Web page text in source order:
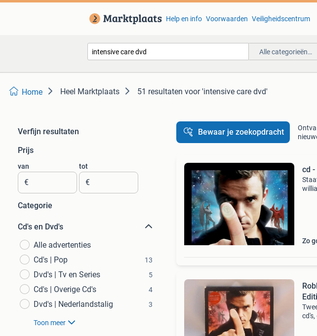
Help en info Voorwaarden Veiligheidscentrum
Alle categorieën…
Home Heel Marktplaats 51 resultaten voor 'intensive care dvd'
Verfijn resultaten
Prijs
van
€
tot
€
Categorie
Cd's en Dvd's
Alle advertenties
Cd's | Pop
13
Dvd's | Tv en Series 5
Cd's | Overige Cd's 4
Dvd's | Nederlandstalig 3
Toon meer
Bewaar je zoekopdracht
cd -
Zo